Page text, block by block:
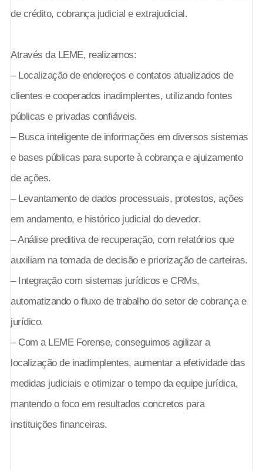
de crédito, cobrança judicial e extrajudicial.
Através da LEME, realizamos:
– Localização de endereços e contatos atualizados de
clientes e cooperados inadimplentes, utilizando fontes
públicas e privadas confiáveis.
– Busca inteligente de informações em diversos sistemas
e bases públicas para suporte à cobrança e ajuizamento
de ações.
– Levantamento de dados processuais, protestos, ações
em andamento, e histórico judicial do devedor.
– Análise preditiva de recuperação, com relatórios que
auxiliam na tomada de decisão e priorização de carteiras.
– Integração com sistemas jurídicos e CRMs,
automatizando o fluxo de trabalho do setor de cobrança e
jurídico.
– Com a LEME Forense, conseguimos agilizar a
localização de inadimplentes, aumentar a efetividade das
medidas judiciais e otimizar o tempo da equipe jurídica,
mantendo o foco em resultados concretos para
instituições financeiras.